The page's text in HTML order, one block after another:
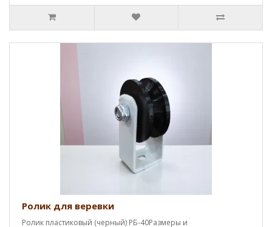
Ролик для веревки
Ролик пластиковый (черный) РБ-40Размеры и